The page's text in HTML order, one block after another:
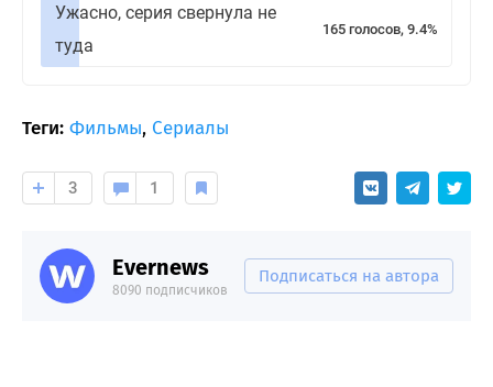
Ужасно, серия свернула не
туда
165 голосов, 9.4%
Теги: Фильмы, Сериалы
3 1
Evernews
8090 подписчиков
Подписаться на автора